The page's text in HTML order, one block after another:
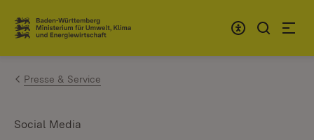
Zum Inhalt springen
Link zur Startseite
Presse & Service
Social Media